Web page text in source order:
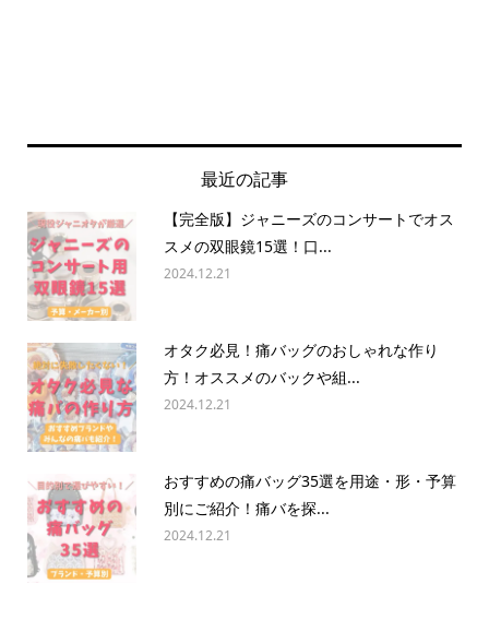
最近の記事
【完全版】ジャニーズのコンサートでオス
スメの双眼鏡15選！口...
2024.12.21
オタク必見！痛バッグのおしゃれな作り
方！オススメのバックや組...
2024.12.21
おすすめの痛バッグ35選を用途・形・予算
別にご紹介！痛バを探...
2024.12.21